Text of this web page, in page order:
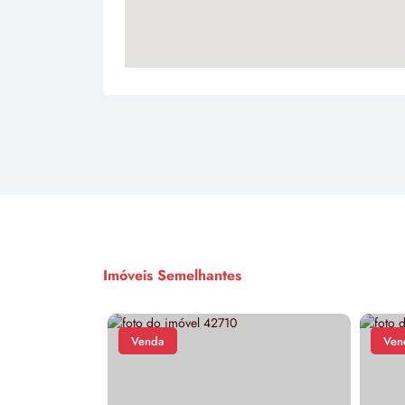
Imóveis Semelhantes
Venda